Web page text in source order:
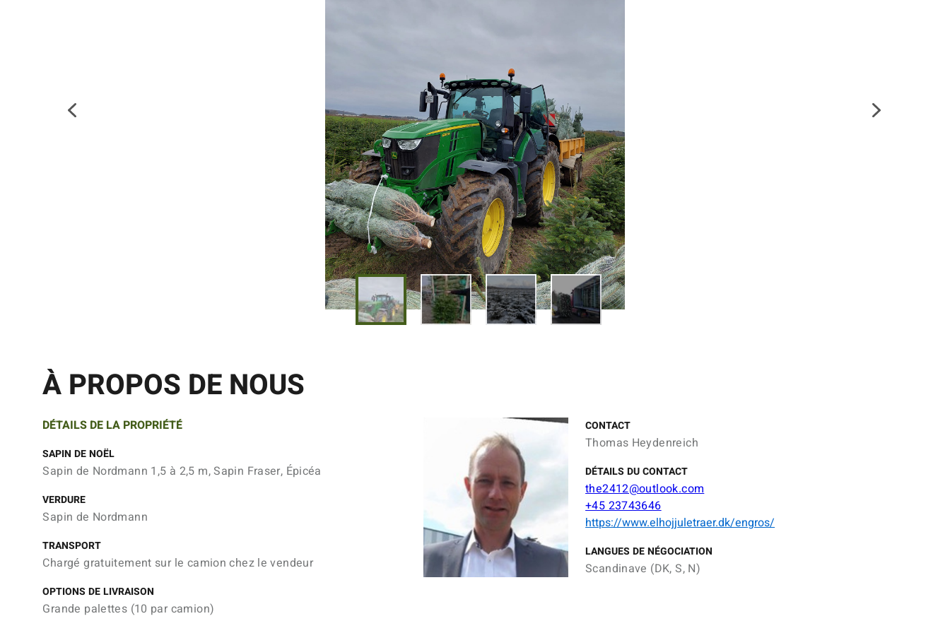
À PROPOS DE NOUS
DÉTAILS DE LA PROPRIÉTÉ
SAPIN DE NOËL
Sapin de Nordmann 1,5 à 2,5 m, Sapin Fraser, Épicéa
VERDURE
Sapin de Nordmann
TRANSPORT
Chargé gratuitement sur le camion chez le vendeur
OPTIONS DE LIVRAISON
Grande palettes (10 par camion)
CONTACT
Thomas Heydenreich
DÉTAILS DU CONTACT
the2412@outlook.com
+45 23743646
https://www.elhojjuletraer.dk/engros/
LANGUES DE NÉGOCIATION
Scandinave (DK, S, N)